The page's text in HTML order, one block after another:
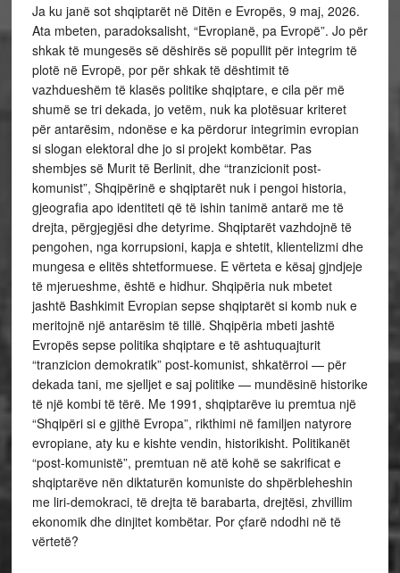
Ja ku janë sot shqiptarët në Ditën e Evropës, 9 maj, 2026.
Ata mbeten, paradoksalisht, “Evropianë, pa Evropë”. Jo për
shkak të mungesës së dëshirës së popullit për integrim të
plotë në Evropë, por për shkak të dështimit të
vazhdueshëm të klasës politike shqiptare, e cila për më
shumë se tri dekada, jo vetëm, nuk ka plotësuar kriteret
për antarësim, ndonëse e ka përdorur integrimin evropian
si slogan elektoral dhe jo si projekt kombëtar. Pas
shembjes së Murit të Berlinit, dhe “tranzicionit post-
komunist”, Shqipërinë e shqiptarët nuk i pengoi historia,
gjeografia apo identiteti që të ishin tanimë antarë me të
drejta, përgjegjësi dhe detyrime. Shqiptarët vazhdojnë të
pengohen, nga korrupsioni, kapja e shtetit, klientelizmi dhe
mungesa e elitës shtetformuese. E vërteta e kësaj gjndjeje
të mjerueshme, është e hidhur. Shqipëria nuk mbetet
jashtë Bashkimit Evropian sepse shqiptarët si komb nuk e
meritojnë një antarësim të tillë. Shqipëria mbeti jashtë
Evropës sepse politika shqiptare e të ashtuquajturit
“tranzicion demokratik” post-komunist, shkatërroi — për
dekada tani, me sjelljet e saj politike — mundësinë historike
të një kombi të tërë. Me 1991, shqiptarëve iu premtua një
“Shqipëri si e gjithë Evropa”, rikthimi në familjen natyrore
evropiane, aty ku e kishte vendin, historikisht. Politikanët
“post-komunistë”, premtuan në atë kohë se sakrificat e
shqiptarëve nën diktaturën komuniste do shpërbleheshin
me liri-demokraci, të drejta të barabarta, drejtësi, zhvillim
ekonomik dhe dinjitet kombëtar. Por çfarë ndodhi në të
vërtetë?